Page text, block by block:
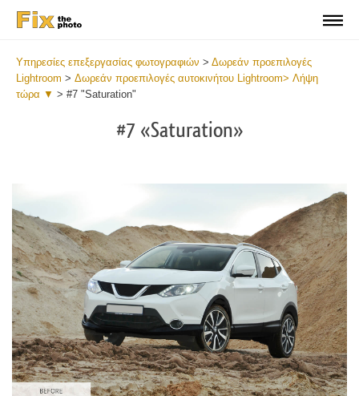
Υπηρεσίες επεξεργασίας φωτογραφιών > Δωρεάν προεπιλογές
Lightroom > Δωρεάν προεπιλογές αυτοκινήτου Lightroom> Λήψη
τώρα ▼ > #7 "Saturation"
#7 «Saturation»